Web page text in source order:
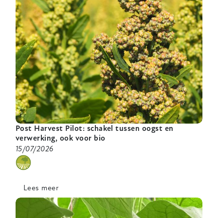
Post Harvest Pilot: schakel tussen oogst en
verwerking, ook voor bio
15/07/2026
categorie
Lees meer
Post
Harvest